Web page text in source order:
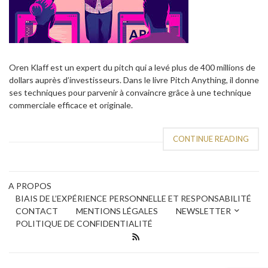
Oren Klaff est un expert du pitch qui a levé plus de 400 millions de
dollars auprès d’investisseurs. Dans le livre Pitch Anything, il donne
ses techniques pour parvenir à convaincre grâce à une technique
commerciale efficace et originale.
CONTINUE READING
A PROPOS
BIAIS DE L’EXPÉRIENCE PERSONNELLE ET RESPONSABILITÉ
CONTACT
MENTIONS LÉGALES
NEWSLETTER
POLITIQUE DE CONFIDENTIALITÉ